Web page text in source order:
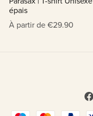
épais
À partir de €29.90